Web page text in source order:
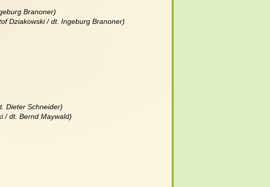
Branoner)
Dziakowski / dt. Ingeburg Branoner)
Dieter Schneider)
/ dt. Bernd Maywald)